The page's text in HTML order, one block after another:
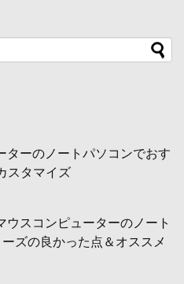
ターのノートパソコンでおす
スタマイズ
ウスコンピューターのノート
ズの良かった点＆オススメ